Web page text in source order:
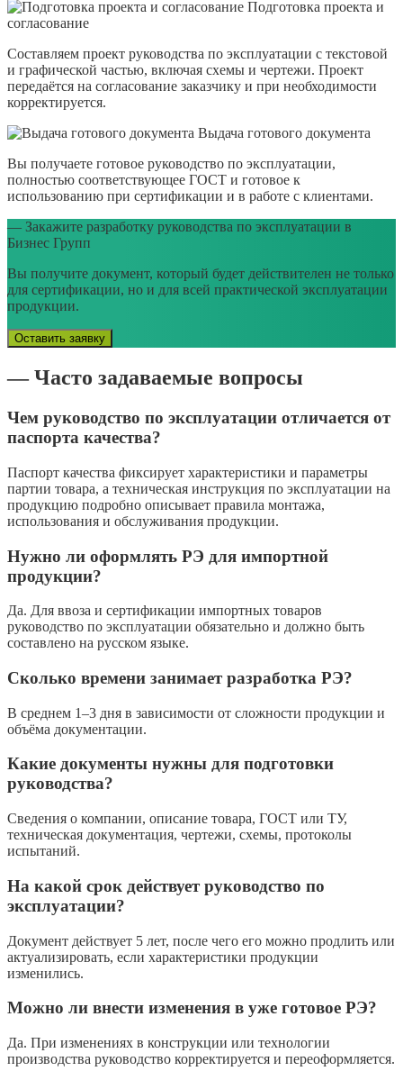
Подготовка проекта и
согласование
Составляем проект руководства по эксплуатации с текстовой
и графической частью, включая схемы и чертежи. Проект
передаётся на согласование заказчику и при необходимости
корректируется.
Выдача готового документа
Вы получаете готовое руководство по эксплуатации,
полностью соответствующее ГОСТ и готовое к
использованию при сертификации и в работе с клиентами.
— Закажите разработку руководства по эксплуатации в
Бизнес Групп
Вы получите документ, который будет действителен не только
для сертификации, но и для всей практической эксплуатации
продукции.
Оставить заявку
— Часто задаваемые вопросы
Чем руководство по эксплуатации отличается от
паспорта качества?
Паспорт качества фиксирует характеристики и параметры
партии товара, а техническая инструкция по эксплуатации на
продукцию подробно описывает правила монтажа,
использования и обслуживания продукции.
Нужно ли оформлять РЭ для импортной
продукции?
Да. Для ввоза и сертификации импортных товаров
руководство по эксплуатации обязательно и должно быть
составлено на русском языке.
Сколько времени занимает разработка РЭ?
В среднем 1–3 дня в зависимости от сложности продукции и
объёма документации.
Какие документы нужны для подготовки
руководства?
Сведения о компании, описание товара, ГОСТ или ТУ,
техническая документация, чертежи, схемы, протоколы
испытаний.
На какой срок действует руководство по
эксплуатации?
Документ действует 5 лет, после чего его можно продлить или
актуализировать, если характеристики продукции
изменились.
Можно ли внести изменения в уже готовое РЭ?
Да. При изменениях в конструкции или технологии
производства руководство корректируется и переоформляется.